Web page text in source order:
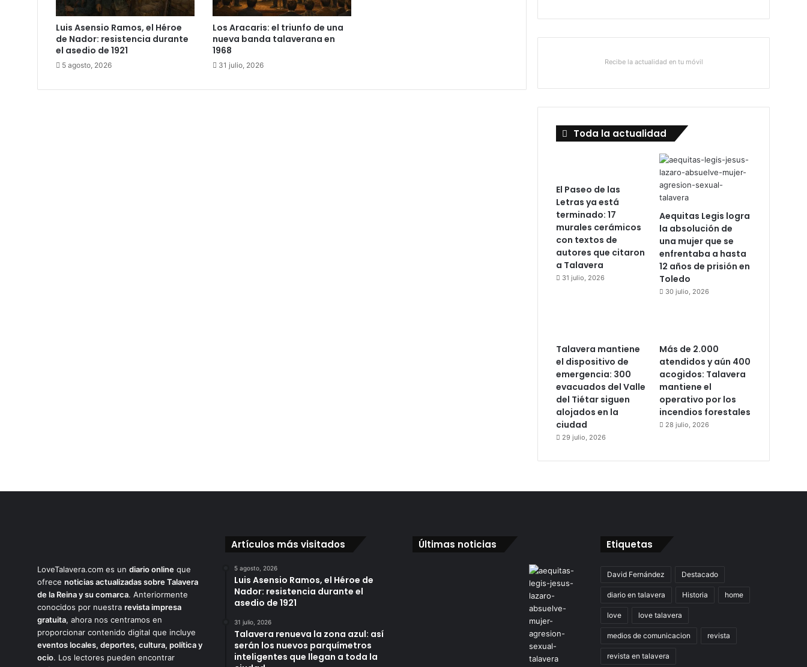
n
e
x
t
Luis Asensio Ramos, el Héroe
de Nador: resistencia durante
el asedio de 1921
5 agosto, 2026
Los Aracaris: el triunfo de una
nueva banda talaverana en
1968
31 julio, 2026 Recibe la actualidad en tu móvil
Toda la actualidad
El Paseo de las
Letras ya está
terminado: 17
murales cerámicos
con textos de
autores que citaron
a Talavera
31 julio, 2026
Aequitas Legis logra
la absolución de
una mujer que se
enfrentaba a hasta
12 años de prisión en
Toledo
30 julio, 2026
Talavera mantiene
el dispositivo de
emergencia: 300
evacuados del Valle
del Tiétar siguen
alojados en la
ciudad
29 julio, 2026
Más de 2.000
atendidos y aún 400
acogidos: Talavera
mantiene el
operativo por los
incendios forestales
28 julio, 2026
LoveTalavera.com es un diario online que
ofrece noticias actualizadas sobre Talavera
de la Reina y su comarca. Anteriormente
conocidos por nuestra revista impresa
gratuita, ahora nos centramos en
proporcionar contenido digital que incluye
eventos locales, deportes, cultura, política y
ocio. Los lectores pueden encontrar
Artículos más visitados
5 agosto, 2026
Luis Asensio Ramos, el Héroe de
Nador: resistencia durante el
asedio de 1921
31 julio, 2026
Talavera renueva la zona azul: así
serán los nuevos parquímetros
inteligentes que llegan a toda la
Últimas noticias Etiquetas
David Fernández Destacado
diario en talavera Historia home
love love talavera
medios de comunicacion revista
revista en talavera